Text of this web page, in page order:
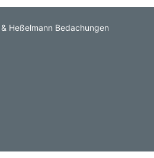
Heßelmann Bedachungen